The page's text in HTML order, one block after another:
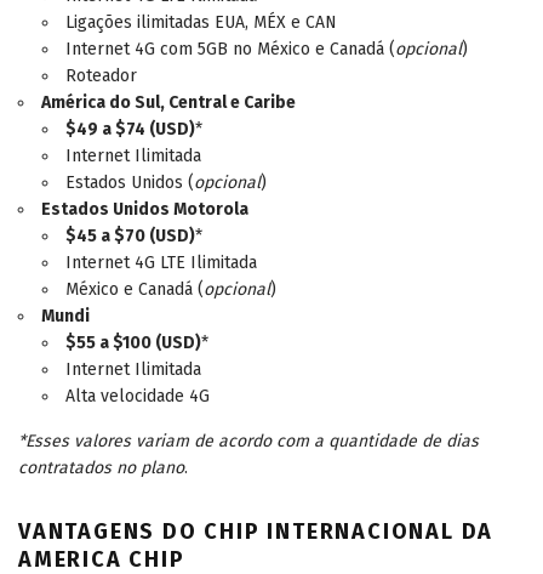
Ligações ilimitadas EUA, MÉX e CAN
Internet 4G com 5GB no México e Canadá (opcional)
Roteador
América do Sul, Central e Caribe
$49 a $74 (USD)*
Internet Ilimitada
Estados Unidos (opcional)
Estados Unidos Motorola
$45 a $70 (USD)*
Internet 4G LTE Ilimitada
México e Canadá (opcional)
Mundi
$55 a $100 (USD)*
Internet Ilimitada
Alta velocidade 4G
*Esses valores variam de acordo com a quantidade de dias
contratados no plano.
VANTAGENS DO CHIP INTERNACIONAL DA
AMERICA CHIP